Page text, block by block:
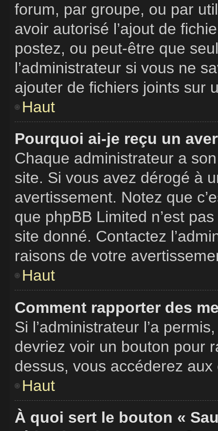
forum, par groupe, ou par
avoir autorisé l’ajout de
postez, ou peut-être que
l’administrateur si vous ne
ajouter de fichiers joints sur
Haut
Pourquoi ai-je reçu un
Chaque administrateur a
site. Si vous avez dérogé à
avertissement. Notez que
que phpBB Limited n’est
site donné. Contactez
raisons de votre
Haut
Comment rapporter des
Si l’administrateur l’a
devriez voir un bouton pour
dessus, vous accéderez
Haut
À quoi sert le bouton «